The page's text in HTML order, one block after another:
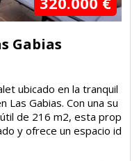
Gabias
ubicado en la tranquil
Las Gabias. Con una su
de 216 m2, esta prop
y ofrece un espacio id